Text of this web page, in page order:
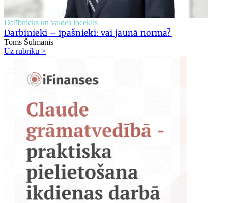
Dalībnieks un valdes loceklis
Darbinieki – īpašnieki: vai jaunā norma?
Toms Šulmanis
Uz rubriku >